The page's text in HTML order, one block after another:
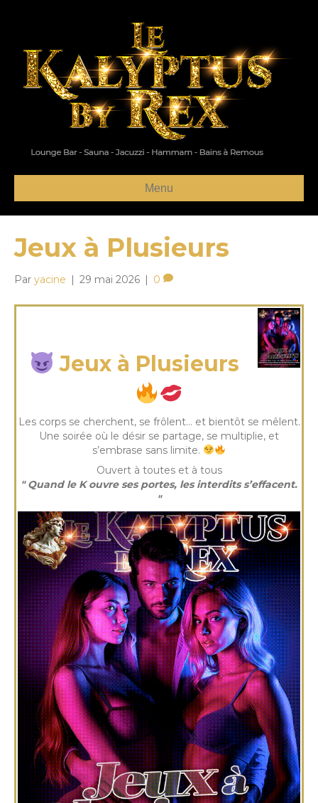
Menu
Jeux à Plusieurs
Par yacine | 29 mai 2026 | 0
Jeux à Plusieurs
Les corps se cherchent, se frôlent… et bientôt se mêlent.
Une soirée où le désir se partage, se multiplie, et
s’embrase sans limite.
Ouvert à toutes et à tous
" Quand le K ouvre ses portes, les interdits s’effacent.
"